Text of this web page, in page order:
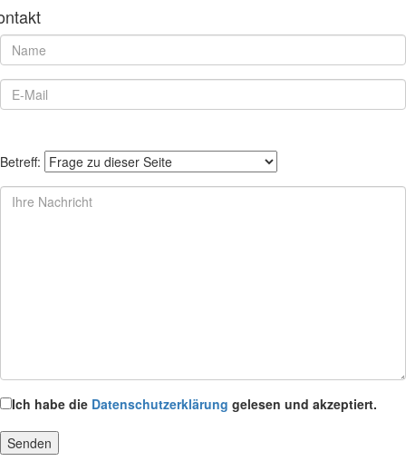
Betreff:
Ich habe die Datenschutzerklärung gelesen und akzeptiert.